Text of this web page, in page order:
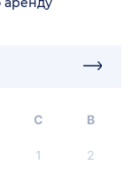
С В
1 2